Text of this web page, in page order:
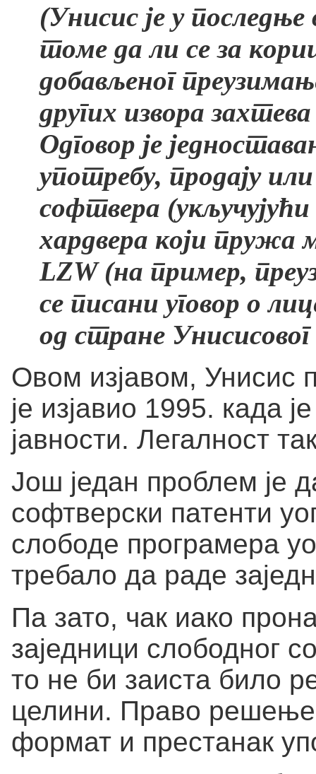
(Унисис је у
томе да ли се за
добављеног
других извора
Одговор је
употребу, продају
софтвера
хардвера који пружа
LZW(на пример,
се писани уговор о
од стране
Овом изјавом, Унисис
је изјавио 1995. када
јавности. Легалност
Још један проблем је
софтверски патенти
слободе програмера
требало да раде
Па зато, чак иако
заједници слободног
то не би заиста било
целини. Право решење
формат и престанак